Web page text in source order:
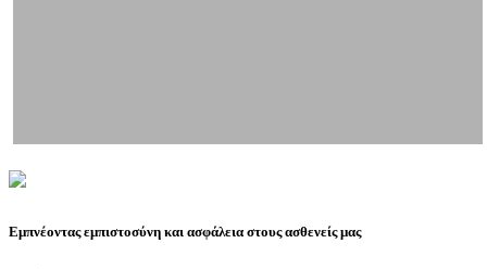
Εμπνέοντας εμπιστοσύνη και ασφάλεια στους ασθενείς μας